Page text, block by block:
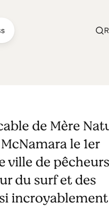
de Mère
le 1er
ville de
du surf et des
incroyablement